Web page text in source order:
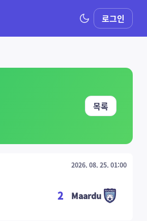
로그인
목록
2026. 08. 25. 01:00
2 Maardu